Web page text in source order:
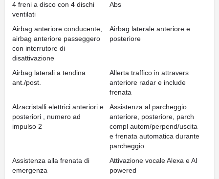
4 freni a disco con 4 dischi
ventilati
Abs
Airbag anteriore conducente,
airbag anteriore passeggero
con interrutore di
disattivazione
Airbag laterale anteriore e
posteriore
Airbag laterali a tendina
ant./post.
Allerta traffico in attravers
anteriore radar e include
frenata
Alzacristalli elettrici anteriori e
posteriori , numero ad
impulso 2
Assistenza al parcheggio
anteriore, posteriore, parch
compl autom/perpend/uscita
e frenata automatica durante
parcheggio
Assistenza alla frenata di
emergenza
Attivazione vocale Alexa e AI
powered